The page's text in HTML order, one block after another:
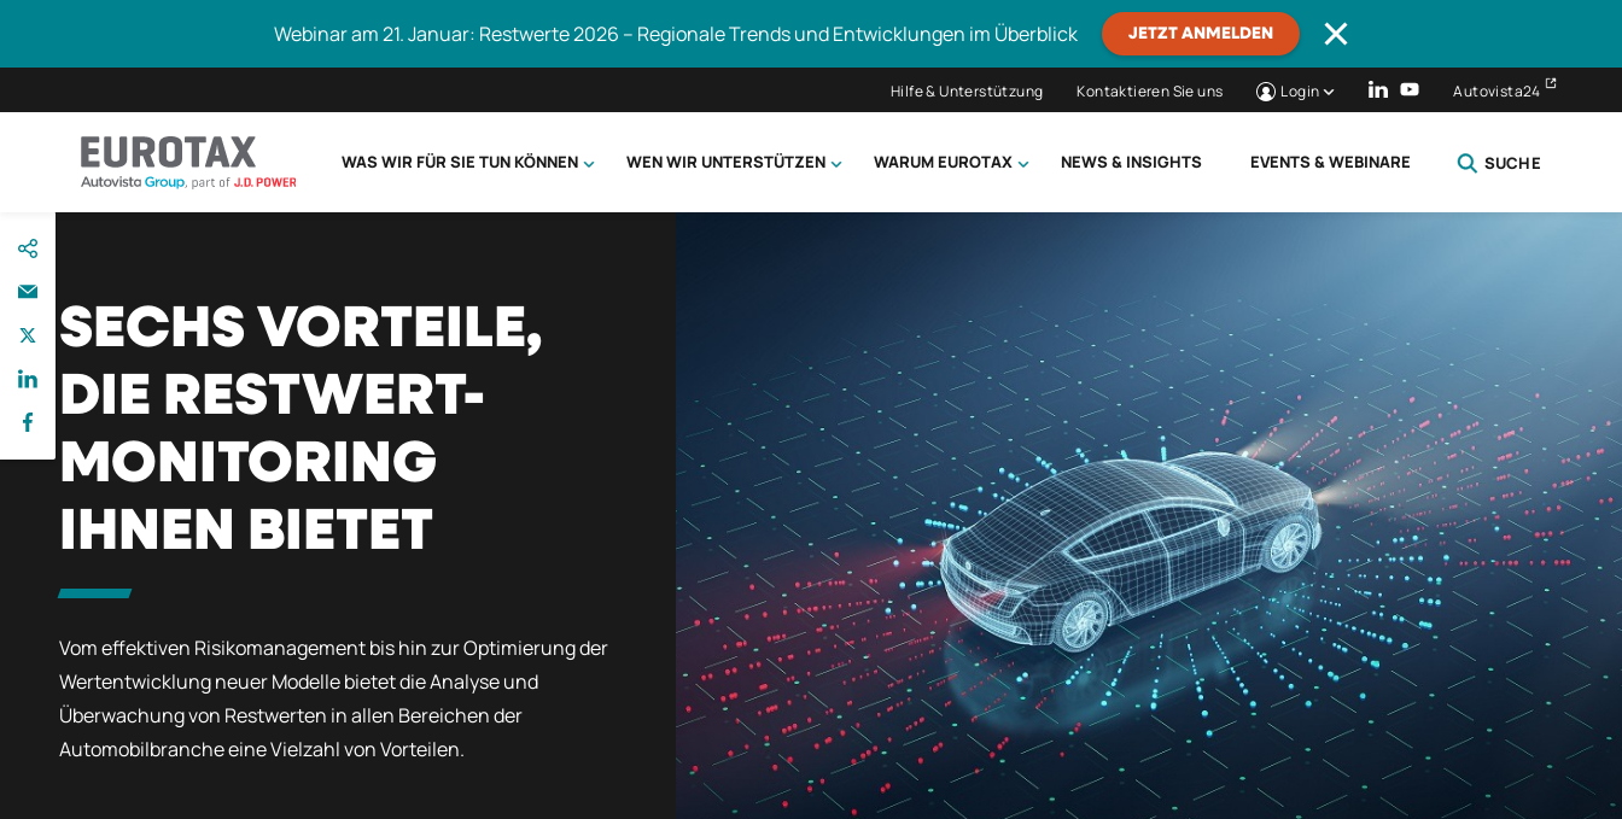
zum
Inhalt
Webinar am 21. Januar: Restwerte 2026 – Regionale Trends und Entwicklungen im Überblick JETZT ANMELDEN
Hilfe & Unterstützung Kontaktieren Sie uns Login Autovista24
WAS WIR FÜR SIE TUN KÖNNEN WEN WIR UNTERSTÜTZEN WARUM EUROTAX NEWS & INSIGHTS EVENTS & WEBINARE SUCHE
SECHS VORTEILE,
DIE RESTWERT-
MONITORING
IHNEN BIETET
Vom effektiven Risikomanagement bis hin zur Optimierung der
Wertentwicklung neuer Modelle bietet die Analyse und
Überwachung von Restwerten in allen Bereichen der
Automobilbranche eine Vielzahl von Vorteilen.